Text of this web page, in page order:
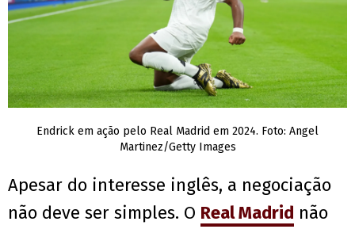
Endrick em ação pelo Real Madrid em 2024. Foto: Angel
Martinez/Getty Images
Apesar do interesse inglês, a negociação
não deve ser simples. O Real Madrid não